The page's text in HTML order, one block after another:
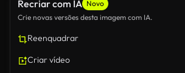
Recriar com IA Novo
Crie novas versões desta imagem com IA.
Reenquadrar
Criar vídeo